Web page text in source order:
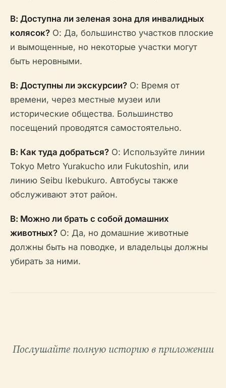
В: Доступна ли зеленая зона для инвалидных
колясок? О: Да, большинство участков плоские
и вымощенные, но некоторые участки могут
быть неровными.
В: Доступны ли экскурсии? О: Время от
времени, через местные музеи или
исторические общества. Большинство
посещений проводятся самостоятельно.
В: Как туда добраться? О: Используйте линии
Tokyo Metro Yurakucho или Fukutoshin, или
линию Seibu Ikebukuro. Автобусы также
обслуживают этот район.
В: Можно ли брать с собой домашних
животных? О: Да, но домашние животные
должны быть на поводке, и владельцы должны
убирать за ними.
Послушайте полную историю в приложении